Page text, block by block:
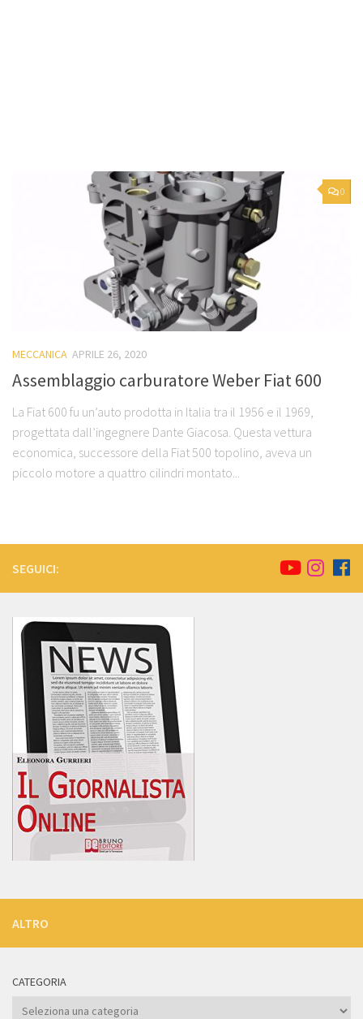
0
MECCANICA APRILE 26, 2020
Assemblaggio carburatore Weber Fiat 600
La Fiat 600 fu un’auto prodotta in Italia tra il 1956 e il 1969,
progettata dall’ingegnere Dante Giacosa. Questa vettura
economica, successore della Fiat 500 topolino, aveva un
piccolo motore a quattro cilindri montato...
SEGUICI:
ALTRO
CATEGORIA
Categoria